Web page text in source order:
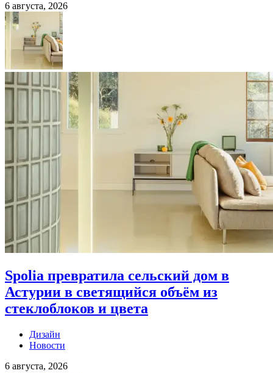
6 августа, 2026
Spolia превратила сельский дом в
Астурии в светящийся объём из
стеклоблоков и цвета
Дизайн
Новости
6 августа, 2026